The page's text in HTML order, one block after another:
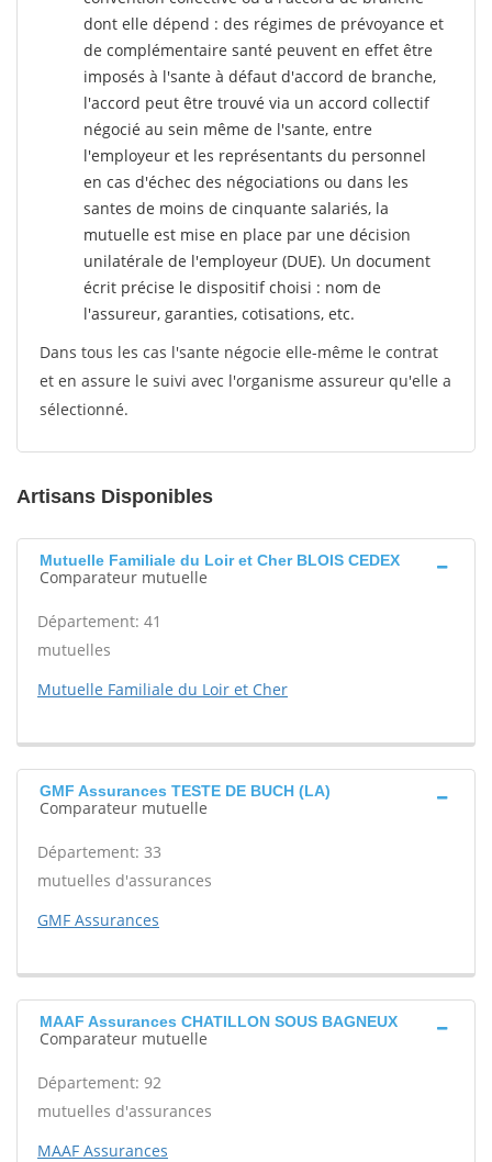
dont elle dépend : des régimes de prévoyance et
de complémentaire santé peuvent en effet être
imposés à l'sante à défaut d'accord de branche,
l'accord peut être trouvé via un accord collectif
négocié au sein même de l'sante, entre
l'employeur et les représentants du personnel
en cas d'échec des négociations ou dans les
santes de moins de cinquante salariés, la
mutuelle est mise en place par une décision
unilatérale de l'employeur (DUE). Un document
écrit précise le dispositif choisi : nom de
l'assureur, garanties, cotisations, etc.
Dans tous les cas l'sante négocie elle-même le contrat
et en assure le suivi avec l'organisme assureur qu'elle a
sélectionné.
Artisans Disponibles
Mutuelle Familiale du Loir et Cher BLOIS CEDEX
Comparateur mutuelle
Département: 41
mutuelles
Mutuelle Familiale du Loir et Cher
GMF Assurances TESTE DE BUCH (LA)
Comparateur mutuelle
Département: 33
mutuelles d'assurances
GMF Assurances
MAAF Assurances CHATILLON SOUS BAGNEUX
Comparateur mutuelle
Département: 92
mutuelles d'assurances
MAAF Assurances